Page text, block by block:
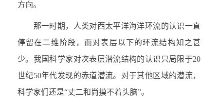
方向。
那一时期，人类对西太平洋海洋环流的认识一直
停留在二维阶段，而对表层以下的环流结构知之甚
少。我国科学家对次表层潜流结构的认识只局限于20
世纪50年代发现的赤道潜流。对于其他区域的潜流，
科学家们还是“丈二和尚摸不着头脑”。